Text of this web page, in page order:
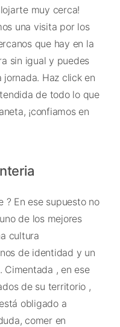
muy cerca!
una visita por los
que hay en la
sin igual y puedes
jornada. Haz click en
de todo lo que
¡confiamos en
? En ese supuesto no
de los mejores
cultura
de identidad y un
Cimentada , en ese
de su territorio ,
obligado a
comer en